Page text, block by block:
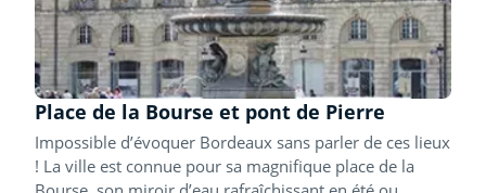
Place de la Bourse et pont de Pierre
Impossible d’évoquer Bordeaux sans parler de ces lieux
! La ville est connue pour sa magnifique place de la